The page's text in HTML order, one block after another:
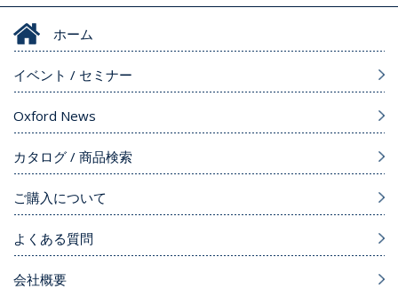
ホーム
イベント / セミナー
Oxford News
カタログ / 商品検索
ご購入について
よくある質問
会社概要